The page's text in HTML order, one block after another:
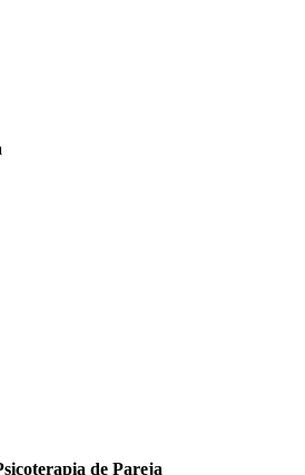
de Pareja